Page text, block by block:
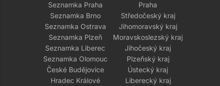
Seznamka Praha
Seznamka Brno
Seznamka Ostrava
Seznamka Plzeň
Seznamka Liberec
Seznamka Olomouc
České Budějovice
Hradec Králové
Praha
Středočeský kraj
Jihomoravský kraj
Moravskoslezský kraj
Jihočeský kraj
Plzeňský kraj
Ústecký kraj
Liberecký kraj